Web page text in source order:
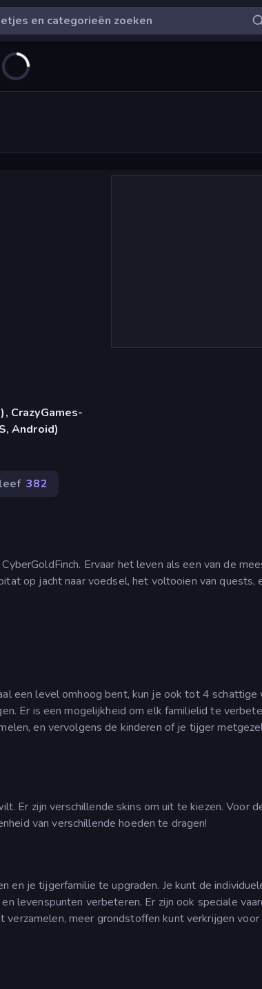
CrazyGames-
Android)
382
Ervaar het leven als een van de
op jacht naar voedsel, het voltooien van quests,
een level omhoog bent, kun je ook tot 4 schattige
Er is een mogelijkheid om elk familielid te
en vervolgens de kinderen of je tijger
Er zijn verschillende skins om uit te kiezen. Voor
van verschillende hoeden te dragen!
en je tijgerfamilie te upgraden. Je kunt de
levenspunten verbeteren. Er zijn ook speciale
meer grondstoffen kunt verkrijgen voor